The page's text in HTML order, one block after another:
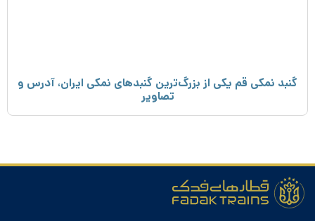
گنبد نمکی قم یکی از بزرگ‌ترین گنبدهای نمکی ایران، آدرس و
تصاویر